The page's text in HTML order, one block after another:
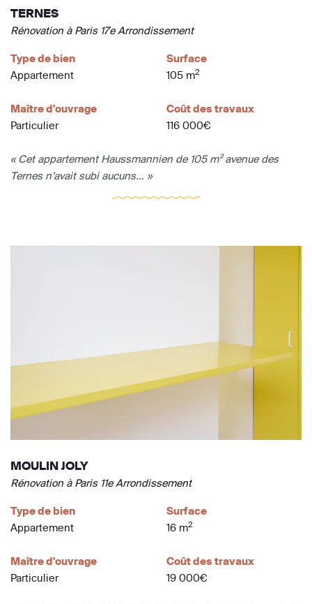
TERNES
Rénovation à Paris 17e Arrondissement
Type de bien
Appartement
Surface
105 m2
Maître d'ouvrage
Particulier
Coût des travaux
116 000€
« Cet appartement Haussmannien de 105 m² avenue des
Ternes n’avait subi aucuns... »
MOULIN JOLY
Rénovation à Paris 11e Arrondissement
Type de bien
Appartement
Surface
16 m2
Maître d'ouvrage
Particulier
Coût des travaux
19 000€